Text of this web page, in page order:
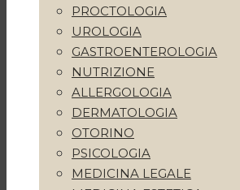
PROCTOLOGIA
UROLOGIA
GASTROENTEROLOGIA
NUTRIZIONE
ALLERGOLOGIA
DERMATOLOGIA
OTORINO
PSICOLOGIA
MEDICINA LEGALE